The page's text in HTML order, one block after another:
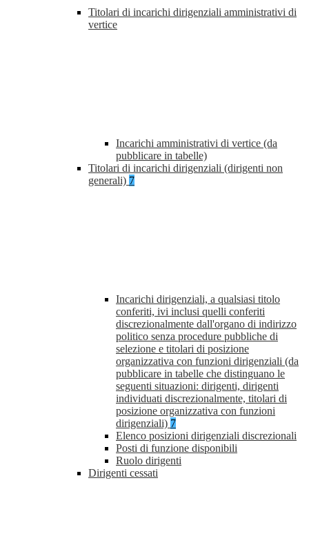
Titolari di incarichi dirigenziali amministrativi di
vertice
Incarichi amministrativi di vertice (da
pubblicare in tabelle)
Titolari di incarichi dirigenziali (dirigenti non
generali) 7
Incarichi dirigenziali, a qualsiasi titolo
conferiti, ivi inclusi quelli conferiti
discrezionalmente dall'organo di indirizzo
politico senza procedure pubbliche di
selezione e titolari di posizione
organizzativa con funzioni dirigenziali (da
pubblicare in tabelle che distinguano le
seguenti situazioni: dirigenti, dirigenti
individuati discrezionalmente, titolari di
posizione organizzativa con funzioni
dirigenziali) 7
Elenco posizioni dirigenziali discrezionali
Posti di funzione disponibili
Ruolo dirigenti
Dirigenti cessati